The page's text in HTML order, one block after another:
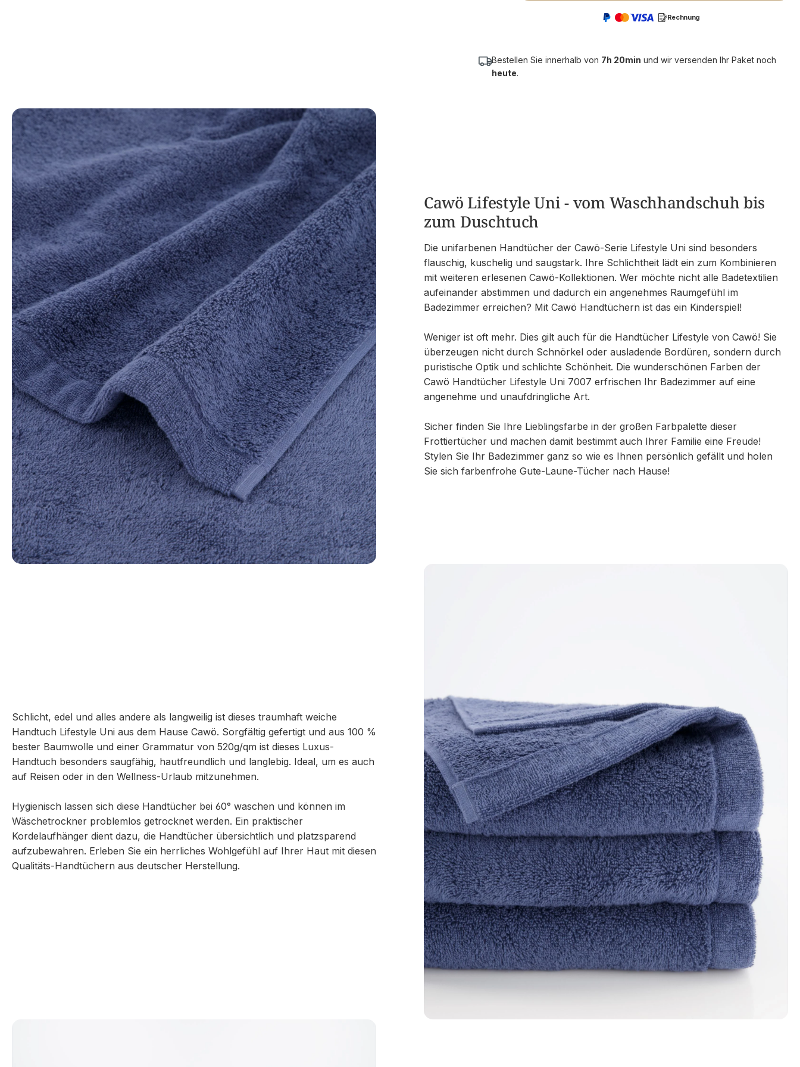
Rechnung
Bestellen Sie innerhalb von 7h 20min und wir versenden Ihr Paket noch
heute.
Cawö Lifestyle Uni - vom Waschhandschuh bis
zum Duschtuch
Die unifarbenen Handtücher der Cawö-Serie Lifestyle Uni sind besonders
flauschig, kuschelig und saugstark. Ihre Schlichtheit lädt ein zum Kombinieren
mit weiteren erlesenen Cawö-Kollektionen. Wer möchte nicht alle Badetextilien
aufeinander abstimmen und dadurch ein angenehmes Raumgefühl im
Badezimmer erreichen? Mit Cawö Handtüchern ist das ein Kinderspiel!
Weniger ist oft mehr. Dies gilt auch für die Handtücher Lifestyle von Cawö! Sie
überzeugen nicht durch Schnörkel oder ausladende Bordüren, sondern durch
puristische Optik und schlichte Schönheit. Die wunderschönen Farben der
Cawö Handtücher Lifestyle Uni 7007 erfrischen Ihr Badezimmer auf eine
angenehme und unaufdringliche Art.
Sicher finden Sie Ihre Lieblingsfarbe in der großen Farbpalette dieser
Frottiertücher und machen damit bestimmt auch Ihrer Familie eine Freude!
Stylen Sie Ihr Badezimmer ganz so wie es Ihnen persönlich gefällt und holen
Sie sich farbenfrohe Gute-Laune-Tücher nach Hause!
Schlicht, edel und alles andere als langweilig ist dieses traumhaft weiche
Handtuch Lifestyle Uni aus dem Hause Cawö. Sorgfältig gefertigt und aus 100 %
bester Baumwolle und einer Grammatur von 520g/qm ist dieses Luxus-
Handtuch besonders saugfähig, hautfreundlich und langlebig. Ideal, um es auch
auf Reisen oder in den Wellness-Urlaub mitzunehmen.
Hygienisch lassen sich diese Handtücher bei 60° waschen und können im
Wäschetrockner problemlos getrocknet werden. Ein praktischer
Kordelaufhänger dient dazu, die Handtücher übersichtlich und platzsparend
aufzubewahren. Erleben Sie ein herrliches Wohlgefühl auf Ihrer Haut mit diesen
Qualitäts-Handtüchern aus deutscher Herstellung.